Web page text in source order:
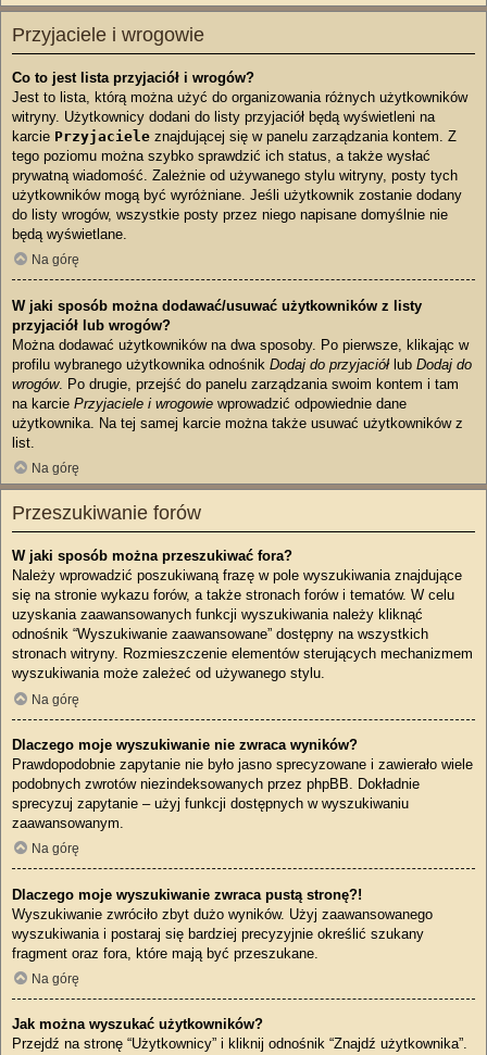
Przyjaciele i wrogowie
Co to jest lista przyjaciół i wrogów?
Jest to lista, którą można użyć do organizowania różnych użytkowników
witryny. Użytkownicy dodani do listy przyjaciół będą wyświetleni na
karcie Przyjaciele znajdującej się w panelu zarządzania kontem. Z
tego poziomu można szybko sprawdzić ich status, a także wysłać
prywatną wiadomość. Zależnie od używanego stylu witryny, posty tych
użytkowników mogą być wyróżniane. Jeśli użytkownik zostanie dodany
do listy wrogów, wszystkie posty przez niego napisane domyślnie nie
będą wyświetlane.
Na górę
W jaki sposób można dodawać/usuwać użytkowników z listy
przyjaciół lub wrogów?
Można dodawać użytkowników na dwa sposoby. Po pierwsze, klikając w
profilu wybranego użytkownika odnośnik Dodaj do przyjaciółlub Dodaj do
wrogów. Po drugie, przejść do panelu zarządzania swoim kontem i tam
na karcie Przyjaciele i wrogowie wprowadzić odpowiednie dane
użytkownika. Na tej samej karcie można także usuwać użytkowników z
list.
Na górę
Przeszukiwanie forów
W jaki sposób można przeszukiwać fora?
Należy wprowadzić poszukiwaną frazę w pole wyszukiwania znajdujące
się na stronie wykazu forów, a także stronach forów i tematów. W celu
uzyskania zaawansowanych funkcji wyszukiwania należy kliknąć
odnośnik “Wyszukiwanie zaawansowane” dostępny na wszystkich
stronach witryny. Rozmieszczenie elementów sterujących mechanizmem
wyszukiwania może zależeć od używanego stylu.
Na górę
Dlaczego moje wyszukiwanie nie zwraca wyników?
Prawdopodobnie zapytanie nie było jasno sprecyzowane i zawierało wiele
podobnych zwrotów niezindeksowanych przez phpBB. Dokładnie
sprecyzuj zapytanie – użyj funkcji dostępnych w wyszukiwaniu
zaawansowanym.
Na górę
Dlaczego moje wyszukiwanie zwraca pustą stronę?!
Wyszukiwanie zwróciło zbyt dużo wyników. Użyj zaawansowanego
wyszukiwania i postaraj się bardziej precyzyjnie określić szukany
fragment oraz fora, które mają być przeszukane.
Na górę
Jak można wyszukać użytkowników?
Przejdź na stronę “Użytkownicy” i kliknij odnośnik “Znajdź użytkownika”.